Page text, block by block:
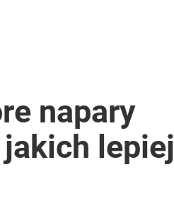
napary
lepiej